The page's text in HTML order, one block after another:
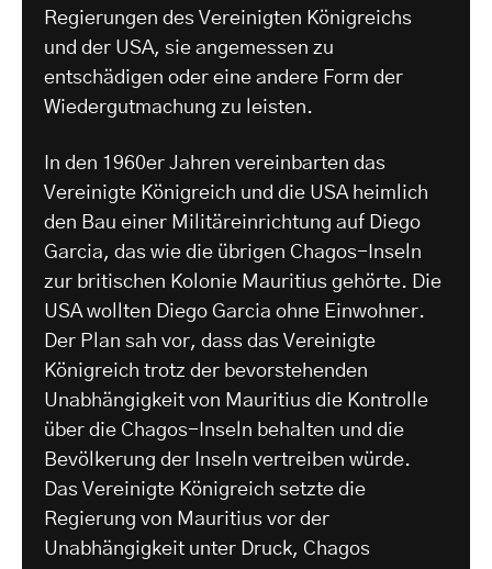
Regierungen des Vereinigten Königreichs
und der USA, sie angemessen zu
entschädigen oder eine andere Form der
Wiedergutmachung zu leisten.
In den 1960er Jahren vereinbarten das
Vereinigte Königreich und die USA heimlich
den Bau einer Militäreinrichtung auf Diego
Garcia, das wie die übrigen Chagos-Inseln
zur britischen Kolonie Mauritius gehörte. Die
USA wollten Diego Garcia ohne Einwohner.
Der Plan sah vor, dass das Vereinigte
Königreich trotz der bevorstehenden
Unabhängigkeit von Mauritius die Kontrolle
über die Chagos-Inseln behalten und die
Bevölkerung der Inseln vertreiben würde.
Das Vereinigte Königreich setzte die
Regierung von Mauritius vor der
Unabhängigkeit unter Druck, Chagos